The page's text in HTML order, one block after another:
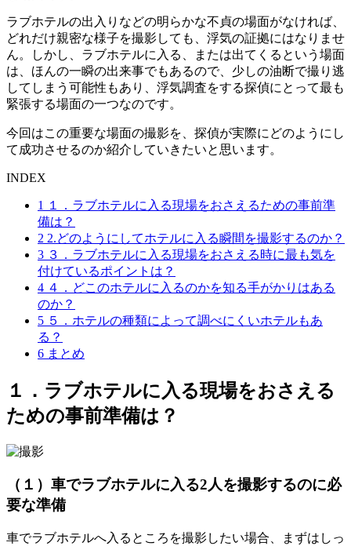
ラブホテルの出入りなどの明らかな不貞の場面がなければ
どれだけ親密な様子を撮影しても
浮気の証拠にはなりませ
ん。 しかし ラブホテルに入る
または出てくるという場面
は
ほんの一瞬の出来事でもあるので、 少しの油断で撮り逃
してしまう可能性もあり
浮気調査をする探偵にとって最も
緊張する場面の一つなのです。
今回はこの重要な場面の撮影を
探偵が実際にどのようにし
て成功させるのか紹介していきたいと思います。
INDEX
1
１．ラブホテルに入る現場をおさえるための事前準
備は？
2 2.どのようにしてホテルに入る瞬間を撮影するのか？
3 ３．ラブホテルに入る現場をおさえる時に最も気を
付けているポイントは？
4 ４．どこのホテルに入るのかを知る手がかりはある
のか？
5 ５．ホテルの種類によって調べにくいホテルもあ
る？
6 まとめ
１．ラブホテルに入る現場をおさえる
ための事前準備は？
（１）車でラブホテルに入る2人を撮影するのに必
要な準備
車でラブホテルへ入るところを撮影したい場合
まずはしっ